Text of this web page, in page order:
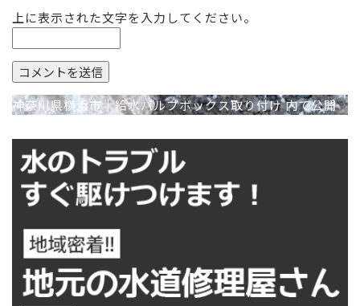
上に表示された文字を入力してください。
投
ナ
ビ
ゲ
ー
シ
ョ
ン
神奈川県横浜市｜給水バルブボックス取り付け内で公開